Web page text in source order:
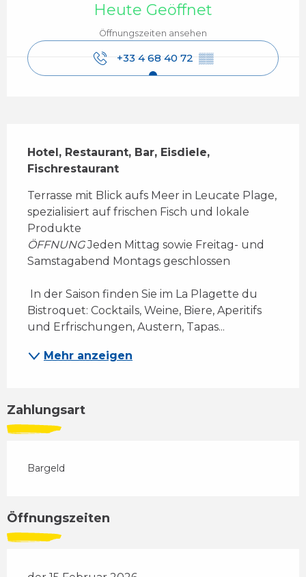
Heute Geöffnet
Öffnungszeiten ansehen
+33 4 68 40 72 ▒▒
Hotel, Restaurant, Bar, Eisdiele,
Fischrestaurant
Terrasse mit Blick aufs Meer in Leucate Plage,
spezialisiert auf frischen Fisch und lokale
Produkte
ÖFFNUNG Jeden Mittag sowie Freitag- und
Samstagabend Montags geschlossen
Bistroquet: Cocktails, Weine, Biere, Aperitifs
und Erfrischungen, Austern, Tapas...
Mehr anzeigen
Zahlungsart
Bargeld
Öffnungszeiten